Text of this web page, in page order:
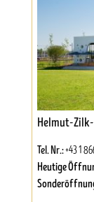
Helmut-Zilk-
Tel. Nr.:+43 1
Heutige